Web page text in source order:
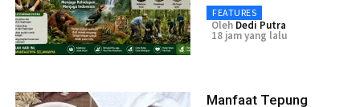
FEATURES
Oleh Dedi Putra
18 jam yang lalu
Manfaat Tepung